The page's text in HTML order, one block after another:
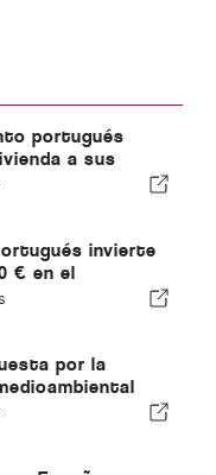
portugués
a sus
invierte
€ en el
por la